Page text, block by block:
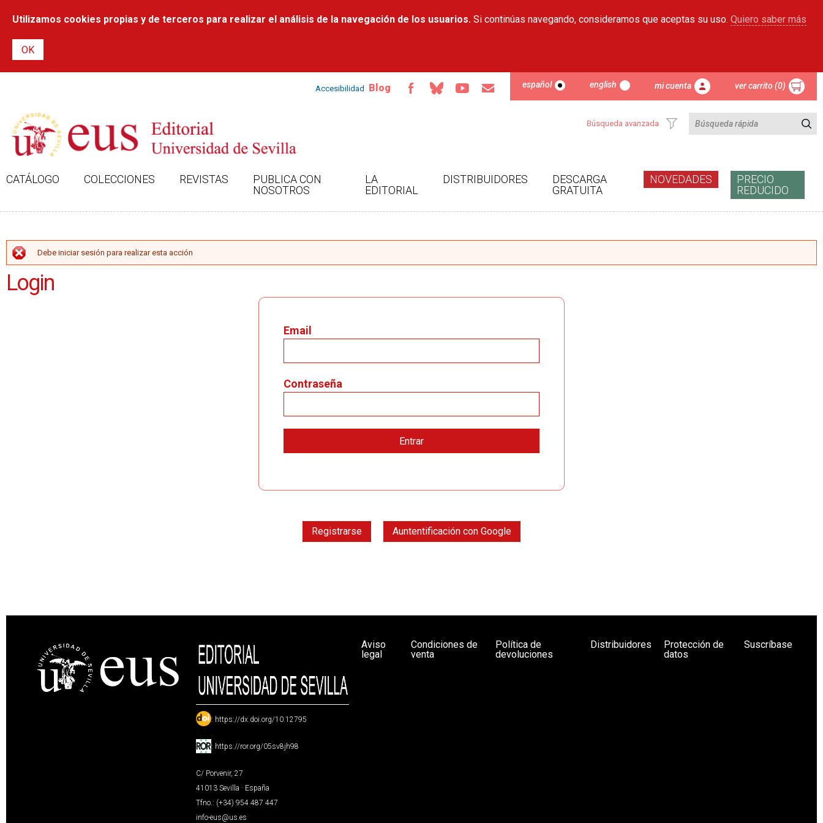
contenido
Utilizamos cookies propias y de terceros para realizar el análisis de la navegación de los usuarios. Si continúas navegando, consideramos que aceptas su uso. Quiero saber más
Accesibilidad Blog español english mi cuenta ver carrito (0)
Búsqueda avanzada
CATÁLOGO COLECCIONES REVISTAS
PUBLICA CON
NOSOTROS
LA
EDITORIAL
DISTRIBUIDORES
DESCARGA
GRATUITA
NOVEDADES
PRECIO
REDUCIDO
MENSAJE DE ERROR
Debe iniciar sesión para realizar esta acción
Login
Email
Contraseña
Registrarse Auntentificación con Google
: https://dx.doi.org/10.12795
: https://ror.org/05sv8jh98
C/ Porvenir, 27
41013 Sevilla · España
Tfno.: (+34) 954 487 447
info-eus@us.es
Aviso
legal
Condiciones de
venta
Política de
devoluciones
Distribuidores
Protección de
datos
Suscríbase